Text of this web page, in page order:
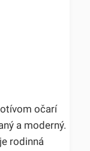
očarí
a moderný.
rodinná